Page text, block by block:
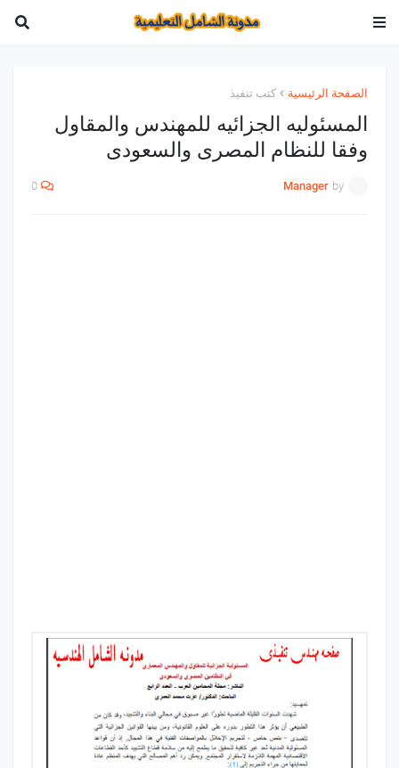
الصفحة الرئيسية كتب تنفيذ
المسئوليه الجزائيه للمهندس والمقاول
وفقا للنظام المصرى والسعودى
by
Manager
0